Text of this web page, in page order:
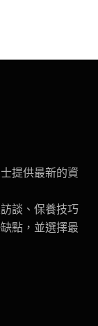
提供最新的資
談、保養技巧
點，並選擇最